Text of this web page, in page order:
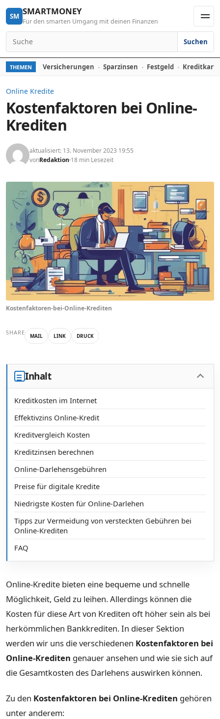
Skip to content
SM SMARTMONEY
Für den smarten Umgang mit deinen Finanzen
Search for:
Suchen
THEMEN Versicherungen Sparzinsen Festgeld
Online Kredite
Kostenfaktoren bei Online-
Krediten
aktualisiert: 13. November 2023 19:55
vonRedaktion 18 min Lesezeit
Kostenfaktoren-bei-Online-Krediten
SHARE MAIL LINK DRUCK
Inhalt
Kreditkosten im Internet
Effektivzins Online-Kredit
Kreditvergleich Kosten
Kreditzinsen berechnen
Online-Darlehensgebühren
Preise für digitale Kredite
Niedrigste Kosten für Online-Darlehen
Tipps zur Vermeidung von versteckten Gebühren bei
Online-Krediten
FAQ
Online-Kredite bieten eine bequeme und schnelle
Möglichkeit, Geld zu leihen. Allerdings können die
Kosten für diese Art von Krediten oft höher sein als bei
herkömmlichen Bankkrediten. In dieser Sektion
werden wir uns die verschiedenen Kostenfaktoren bei
Online-Krediten genauer ansehen und wie sie sich auf
die Gesamtkosten des Darlehens auswirken können.
Zu den Kostenfaktoren bei Online-Krediten gehören
unter anderem: